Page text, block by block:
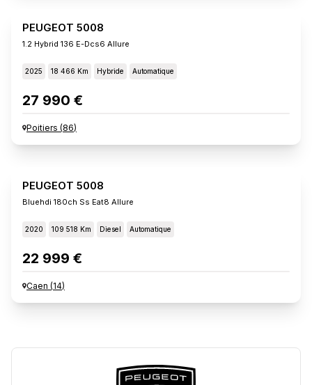
PEUGEOT 5008
1.2 Hybrid 136 E-Dcs6 Allure
2025 18 466 Km Hybride Automatique
27 990 €
Poitiers (86)
PEUGEOT 5008
Bluehdi 180ch Ss Eat8 Allure
2020 109 518 Km Diesel Automatique
22 999 €
Caen (14)